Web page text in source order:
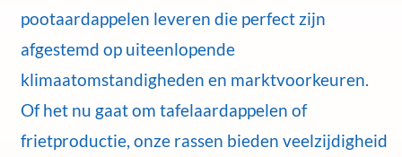
pootaardappelen leveren die perfect zijn
afgestemd op uiteenlopende
klimaatomstandigheden en marktvoorkeuren.
Of het nu gaat om tafelaardappelen of
frietproductie, onze rassen bieden veelzijdigheid